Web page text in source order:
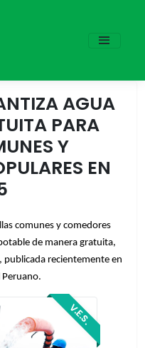
AGUA
PARA
Y
EN
comunes y comedores
de manera gratuita,
publicada recientemente en
Peruano.
V.E.S.